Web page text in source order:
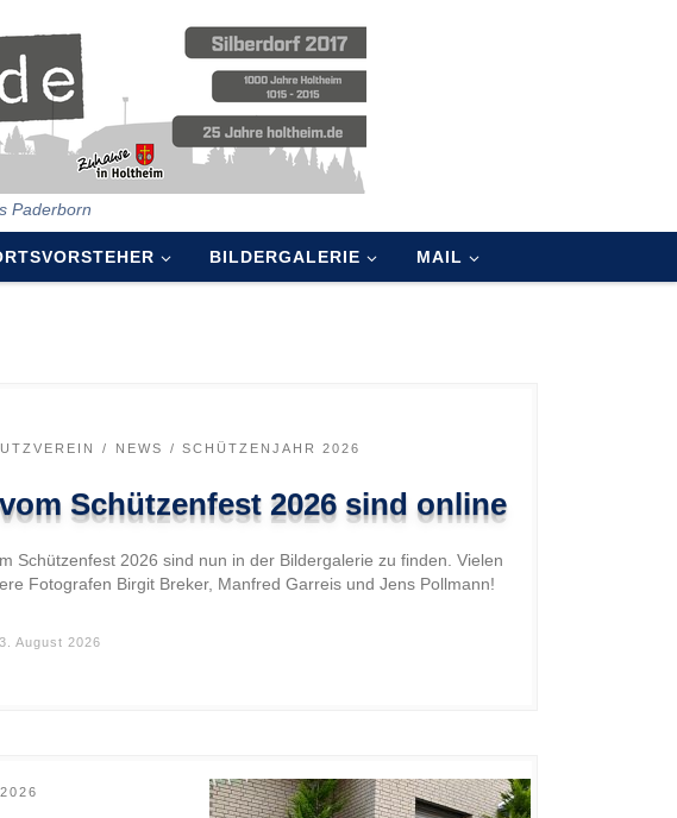
Paderborn
BILDERGALERIE MAIL
NEWS SCHÜTZENJAHR 2026
Schützenfest 2026 sind online
Schützenfest 2026 sind nun in der Bildergalerie zu finden. Vielen
Fotografen Birgit Breker, Manfred Garreis und Jens Pollmann!
3. August 2026